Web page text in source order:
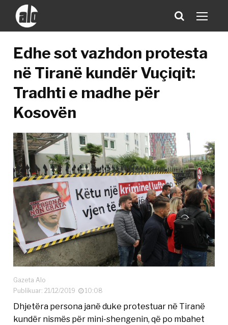
Edhe sot vazhdon protesta
në Tiranë kundër Vuçiqit:
Tradhti e madhe për
Kosovën
Gazeta Alo
Publikuar: 21/12/2019
10:08
Dhjetëra persona janë duke protestuar në Tiranë
kundër nismës për mini-shengenin, që po mbahet